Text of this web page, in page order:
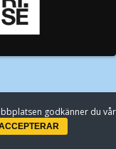
godkänner du vår